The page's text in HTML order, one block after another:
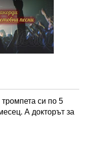
си по 5
А докторът за